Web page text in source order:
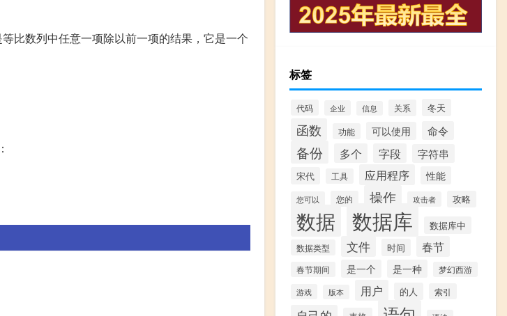
比数列中任意一项除以前一项的结果，它是一个
标签
代码 企业 信息 关系 冬天
函数 功能 可以使用 命令
备份 多个 字段 字符串
宋代 工具 应用程序 性能
您可以 您的 操作 攻击者 攻略
数据 数据库 数据库中
数据类型 文件 时间 春节
春节期间 是一个 是一种
梦幻西游
游戏
版本 用户 的人 索引